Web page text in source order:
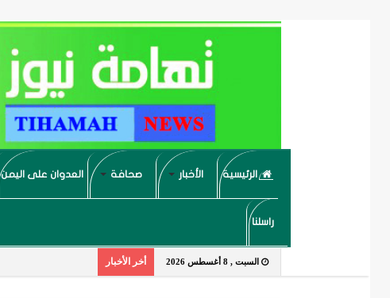
الرئيسية الأخبار صحافة العدوان على اليمن
راسلنا
السبت , 8 أغسطس 2026 أخر الأخبار